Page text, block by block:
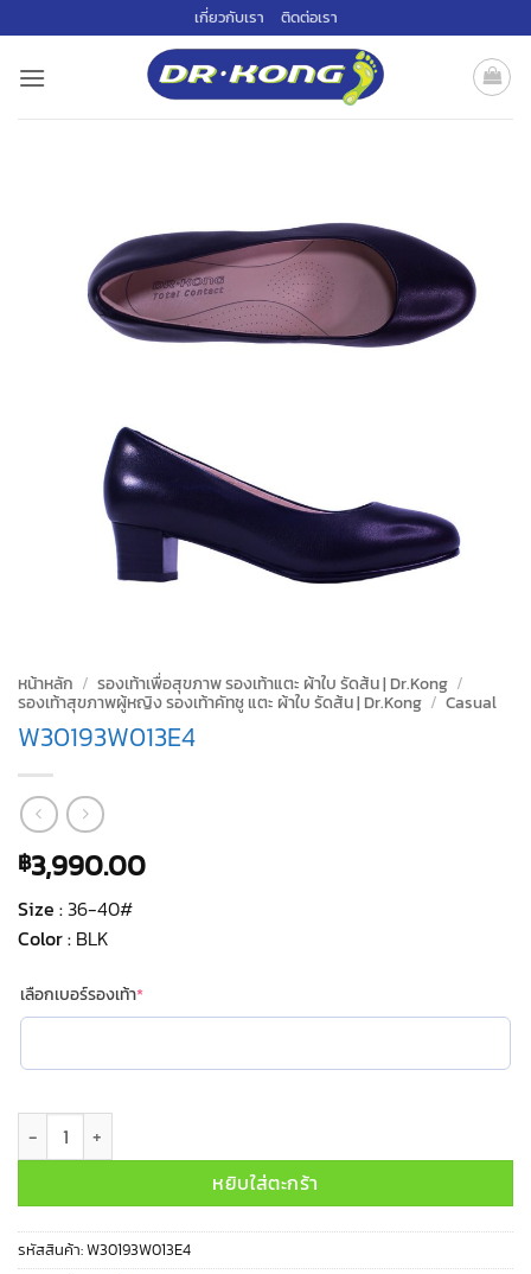
ไป
เกี่ยวกับเรา ติดต่อเรา
หน้าหลัก / รองเท้าเพื่อสุขภาพ รองเท้าแตะ ผ้าใบ รัดส้น | Dr.Kong /
รองเท้าสุขภาพผู้หญิง รองเท้าคัทชู แตะ ผ้าใบ รัดส้น | Dr.Kong / Casual
W30193W013E4
฿3,990.00
Size :36-40#
Color : BLK
เลือกเบอร์รองเท้า*(required)
จำนวน W30193W013E4 ชิ้น
หยิบใส่ตะกร้า
รหัสสินค้า:W30193W013E4